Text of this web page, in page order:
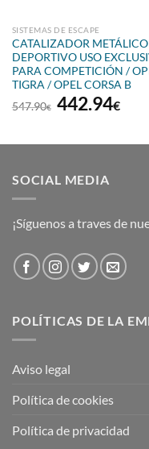
SISTEMAS DE ESCAPE
CATALIZADOR METÁLICO
DEPORTIVO USO
PARA COMPETICIÓN /
TIGRA / OPEL CORSA B
547.90€
El
original
547.90€.
442.94€El
SOCIAL MEDIA
¡Síguenos a traves de
POLÍTICAS DE LA
Aviso legal
Política de cookies
Política de privacidad